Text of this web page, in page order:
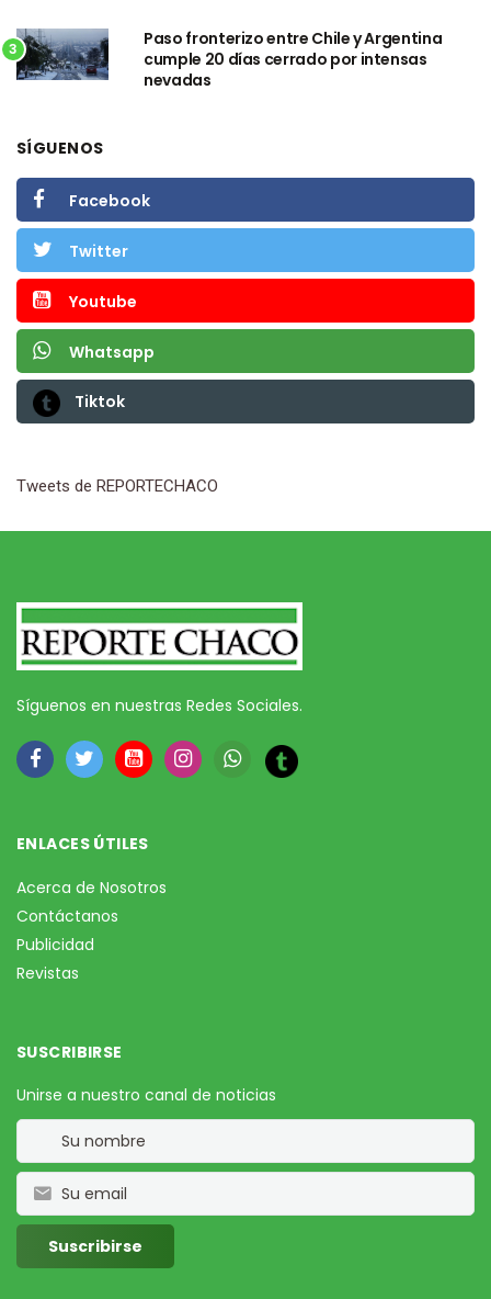
3
Paso fronterizo entre Chile y Argentina
cumple 20 días cerrado por intensas
nevadas
SÍGUENOS
Facebook
Twitter
Youtube
Whatsapp
Tiktok
Tweets de REPORTECHACO
Síguenos en nuestras Redes Sociales.
ENLACES ÚTILES
Acerca de Nosotros
Contáctanos
Publicidad
Revistas
SUSCRIBIRSE
Unirse a nuestro canal de noticias